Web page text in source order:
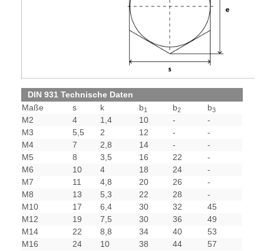
DIN 931 Technische Daten
Maße
s k b1 b2 b3
M2 4 1,4 10 -
-
M3
5,5 2 12 -
-
M4
7 2,8 14 -
-
M5
8 3,5 16 22
-
M6
10 4 18 24
-
M7
11 4,8 20 26
-
M8
13 5,3 22 28
-
M10
17 6,4 30 32
45
M12
19 7,5 30 36
49
M14
22 8,8 34 40
53
M16
24 10 38 44
57